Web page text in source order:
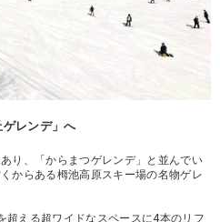
レンデ」へ
り、「からまつゲレンデ」と並んでい
からある栂池高原スキー場の名物ゲレ
超える超ワイドなスペースに4本のリフ